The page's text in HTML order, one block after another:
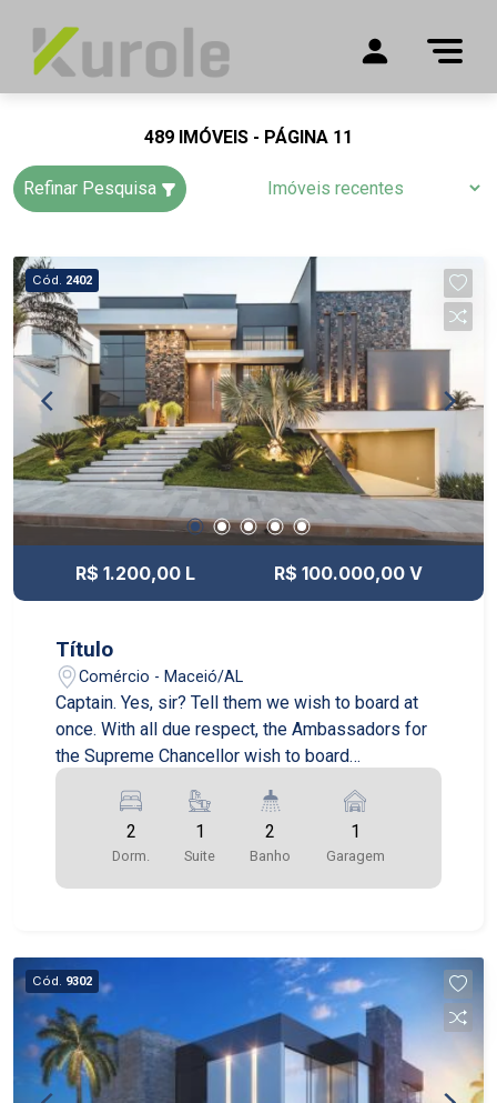
489 IMÓVEIS - PÁGINA 11
Refinar Pesquisa
Cód. 2402
R$ 1.200,00 L R$ 100.000,00 V
Título
Comércio - Maceió/AL
Captain. Yes, sir? Tell them we wish to board at
once. With all due respect, the Ambassadors for
the Supreme Chancellor wish to board
immediately. Yes, yes, of course, as you know, our
blockade is perfectly legal, and we'd be happy to
receive the Ambassador.
2
Dorm.
1
Suite
2
Banho
1
Garagem
Cód. 9302